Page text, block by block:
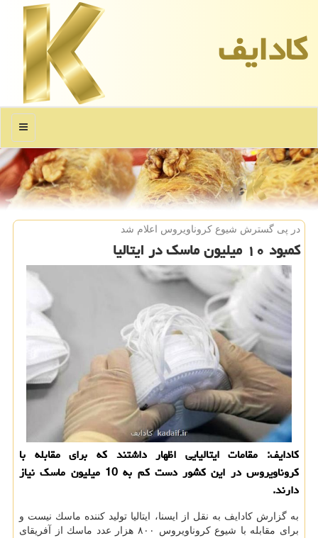
كادایف
منو
در پی گسترش شیوع كروناویروس اعلام شد
كمبود ۱۰ میلیون ماسك در ایتالیا
كادایف: مقامات ایتالیایی اظهار داشتند كه برای مقابله با
كروناویروس در این كشور دست كم به 10 میلیون ماسك نیاز
دارند.
به گزارش كادایف به نقل از ایسنا، ایتالیا تولید كننده ماسك نیست و
برای مقابله با شیوع كروناویروس ۸۰۰ هزار عدد ماسك از آفریقای